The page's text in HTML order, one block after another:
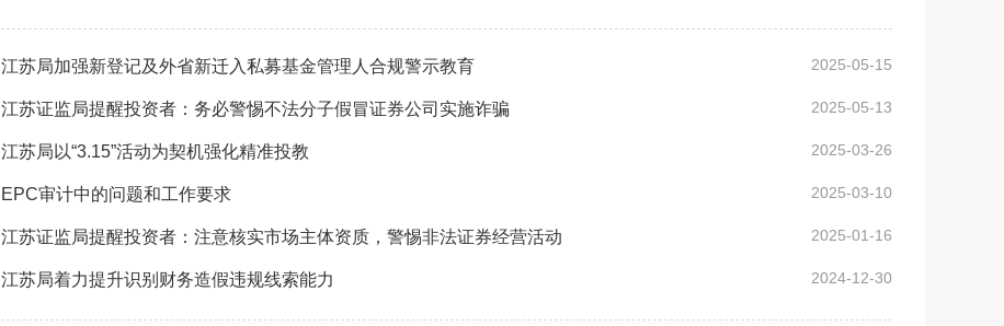
江苏局加强新登记及外省新迁入私募基金管理人合规警示教育 2025-05-15
江苏证监局提醒投资者：务必警惕不法分子假冒证券公司实施诈骗 2025-05-13
江苏局以“3.15”活动为契机强化精准投教 2025-03-26
EPC审计中的问题和工作要求 2025-03-10
江苏证监局提醒投资者：注意核实市场主体资质，警惕非法证券经营活动 2025-01-16
江苏局着力提升识别财务造假违规线索能力 2024-12-30